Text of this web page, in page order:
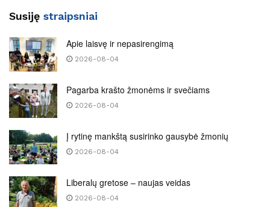
Susiję straipsniai
Apie laisvę ir nepasirengimą
2026-08-04
Pagarba krašto žmonėms ir svečiams
2026-08-04
Į rytinę mankštą susirinko gausybė žmonių
2026-08-04
Liberalų gretose – naujas veidas
2026-08-04